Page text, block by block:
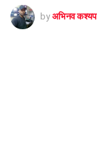
by अभिनव कश्यप